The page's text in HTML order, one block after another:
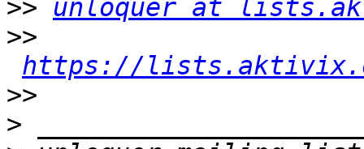
>>
unloquer at
>>
https://
>>
>